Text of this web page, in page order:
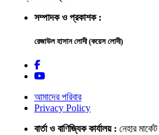
সম্পাদক ও প্রকাশক :
রেজাউল হাসান লোদী (কয়েস লোদী)
আমাদের পরিবার
Privacy Policy
বার্তা ও বাণিজ্যিক কার্যালয় : নেহার